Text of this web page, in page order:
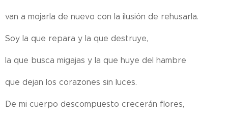
van a mojarla de nuevo con la ilusión de rehusarla.
Soy la que repara y la que destruye,
la que busca migajas y la que huye del hambre
que dejan los corazones sin luces.
De mi cuerpo descompuesto crecerán flores,